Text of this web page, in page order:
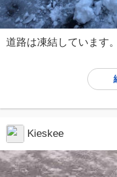
道路は凍結しています。
Kieskee